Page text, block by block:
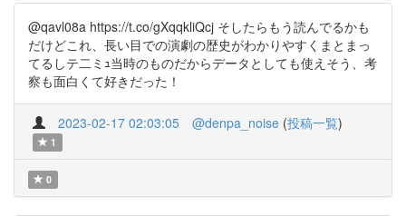
@qavl08a https://t.co/gXqqkliQcj そしたらもう読んでるかも
だけどこれ、長い目での演劇の歴史がわかりやすくまとまっ
てるしテ二ミｭ当時のものだからデータとしても使えそう、考
察も面白くて好きだった！
2023-02-17 02:03:05 @denpa_noise (投稿一覧)
1
0